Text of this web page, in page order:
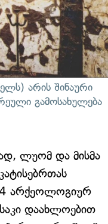
არის შინაური
გამოსახულება
ლუომ და მისმა
არქეოლოგიურ
დაახლოებით